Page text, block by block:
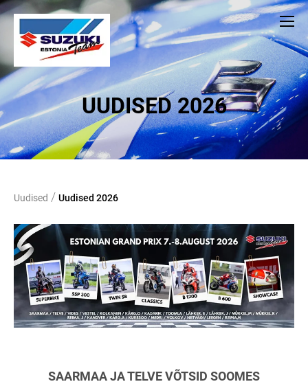
UUDISED 2026
Uudised / Uudised 2026
SAARMAA JA TELVE VÕTSID SOOMES